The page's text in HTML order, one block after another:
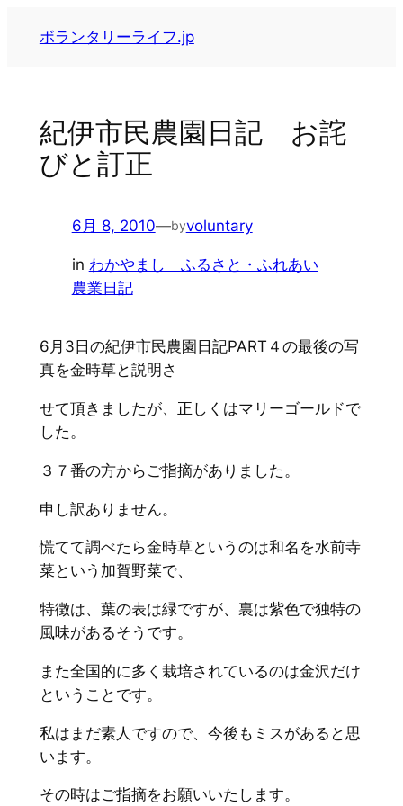
ボランタリーライフ.jp
紀伊市民農園日記 お詫
びと訂正
6月 8, 2010—byvoluntary
in わかやまし ふるさと・ふれあい
農業日記
6月3日の紀伊市民農園日記PART４の最後の写
真を金時草と説明さ
せて頂きましたが、正しくはマリーゴールドで
した。
３７番の方からご指摘がありました。
申し訳ありません。
慌てて調べたら金時草というのは和名を水前寺
菜という加賀野菜で、
特徴は、葉の表は緑ですが、裏は紫色で独特の
風味があるそうです。
また全国的に多く栽培されているのは金沢だけ
ということです。
私はまだ素人ですので、今後もミスがあると思
います。
その時はご指摘をお願いいたします。